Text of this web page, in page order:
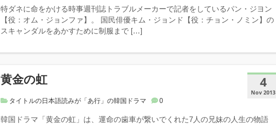
特ダネに命をかける時事週刊誌トラブルメーカーで記者をしているパン・ジヨン
【役：オム・ジョンファ】。 国民俳優キム・ジョンド【役：チョン・ノミン】の
スキャンダルをあかすために制服まで […]
4
Nov 2013
黄金の虹
タイトルの日本語読みが「あ行」の韓国ドラマ 0
韓国ドラマ「黄金の虹」は、運命の歯車が繋いでくれた7人の兄妹の人生の物語